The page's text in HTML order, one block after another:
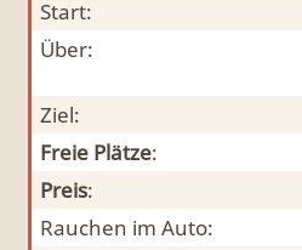
Start:
Über:
Ziel:
Freie Plätze:
Preis:
Rauchen im Auto: